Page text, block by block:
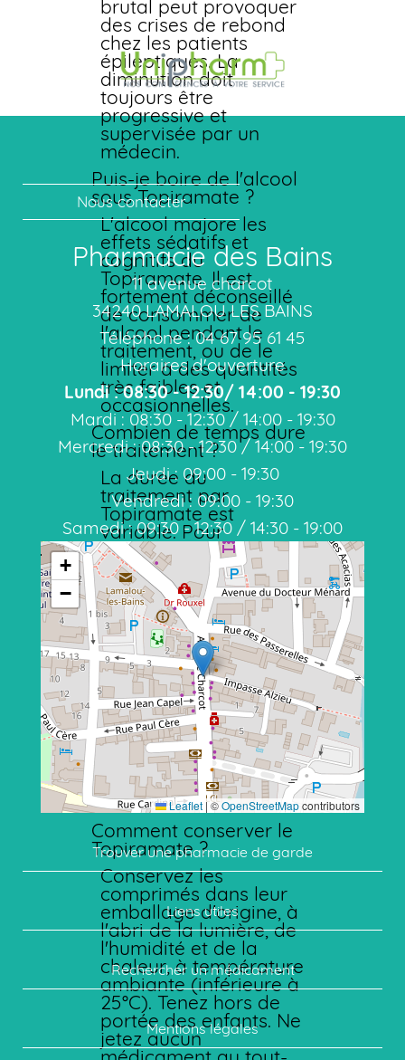
brutal peut provoquer
des crises de rebond
chez les patients
épileptiques. La
diminution doit
toujours être
progressive et
supervisée par un
médecin.
Puis-je boire de l'alcool
sous Topiramate ?
L'alcool majore les
effets sédatifs et
cognitifs du
Topiramate. Il est
fortement déconseillé
de consommer de
l'alcool pendant le
traitement, ou de le
limiter à des quantités
très faibles et
occasionnelles.
Combien de temps dure
le traitement ?
La durée du
traitement par
Topiramate est
variable. Pour
l'épilepsie, il peut être
nécessaire de
poursuivre plusieurs
années, voire
indéfiniment. Pour la
prévention des
migraines, une durée
de 6 à 12 mois est
souvent suffisante.
Votre médecin
réévaluera
régulièrement la
nécessité de
poursuivre le
traitement.
Comment conserver le
Topiramate ?
Conservez les
comprimés dans leur
emballage d'origine, à
l'abri de la lumière, de
l'humidité et de la
chaleur, à température
ambiante (inférieure à
25°C). Tenez hors de
portée des enfants. Ne
jetez aucun
+
−
Leaflet |©OpenStreetMapcontributors
Trouver une pharmacie de garde
Liens utiles
Rechercher un médicament
Mentions légales
Pharmacie des Bains
11 avenue charcot
34240 LAMALOU LES BAINS
Téléphone : 04 67 95 61 45
Horaires d'ouverture
Lundi : 08:30 - 12:30/ 14:00 - 19:30
Mardi : 08:30 - 12:30 / 14:00 - 19:30
Mercredi : 08:30 - 12:30 / 14:00 - 19:30
Jeudi : 09:00 - 19:30
Vendredi : 09:00 - 19:30
Samedi : 09:30 - 12:30 / 14:30 - 19:00
Nous contacter